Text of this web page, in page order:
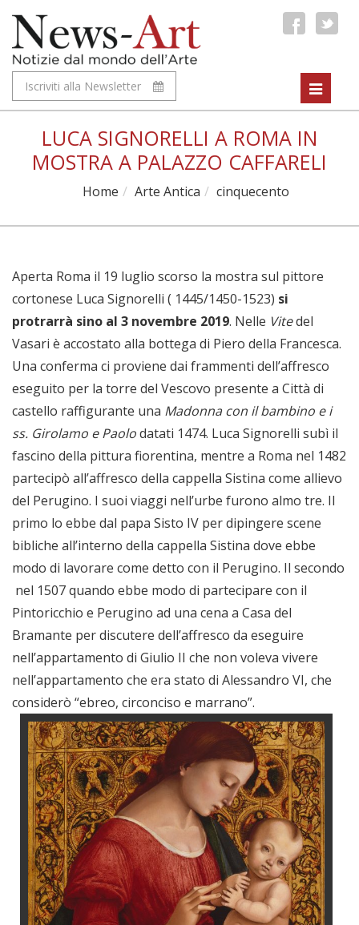
Iscriviti alla Newsletter
Toggle
LUCA SIGNORELLI A ROMA IN
MOSTRA A PALAZZO CAFFARELI
Home Arte Antica cinquecento
Aperta Roma il 19 luglio scorso la mostra sul pittore
cortonese Luca Signorelli ( 1445/1450-1523) si
protrarrà sino al 3 novembre 2019. Nelle Vitedel
Vasari è accostato alla bottega di Piero della Francesca.
Una conferma ci proviene dai frammenti dell’affresco
eseguito per la torre del Vescovo presente a Città di
castello raffigurante una Madonna con il bambino e i
ss. Girolamo e Paolodatati 1474. Luca Signorelli subì il
fascino della pittura fiorentina, mentre a Roma nel 1482
partecipò all’affresco della cappella Sistina come allievo
del Perugino. I suoi viaggi nell’urbe furono almo tre. Il
primo lo ebbe dal papa Sisto IV per dipingere scene
bibliche all’interno della cappella Sistina dove ebbe
modo di lavorare come detto con il Perugino. Il secondo
nel 1507 quando ebbe modo di partecipare con il
Pintoricchio e Perugino ad una cena a Casa del
Bramante per discutere dell’affresco da eseguire
nell’appartamento di Giulio II che non voleva vivere
nell’appartamento che era stato di Alessandro VI, che
considerò “ebreo, circonciso e marrano”.